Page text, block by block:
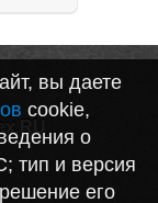
вы даете
cookie,
о
тип и версия
его